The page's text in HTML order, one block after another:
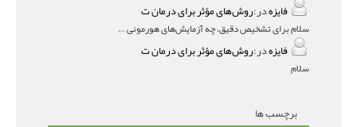
فایزهدر:روش‌های مؤثر برای درمان ت
سلام برای تشخیص دقیق، چه آزمایش‌های هورمونی و چه سونوگر
فایزهدر:روش‌های مؤثر برای درمان ت
سلام
برچسب ها